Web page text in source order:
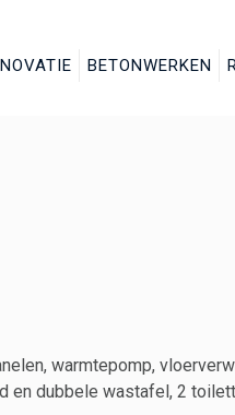
BETONWERKEN
warmtepomp,
en dubbele wastafel, 2